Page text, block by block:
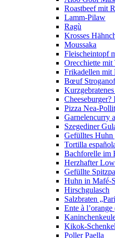
Roastbeef mit
Lamm-Pilaw
Ragù
Krosses
Moussaka
Fleischeintopf
Orecchiette mit
Frikadellen mit
Bœuf
Cheeseburger?
Pizza Nea-
Garnelencurry
Szegediner
Gefülltes Huhn
Tortilla
Bachforelle im
Herzhafter
Gefüllte
Huhn in Mafé-
Hirschgulasch
Salzbraten
Ente à
Kikok-
Poller Paella